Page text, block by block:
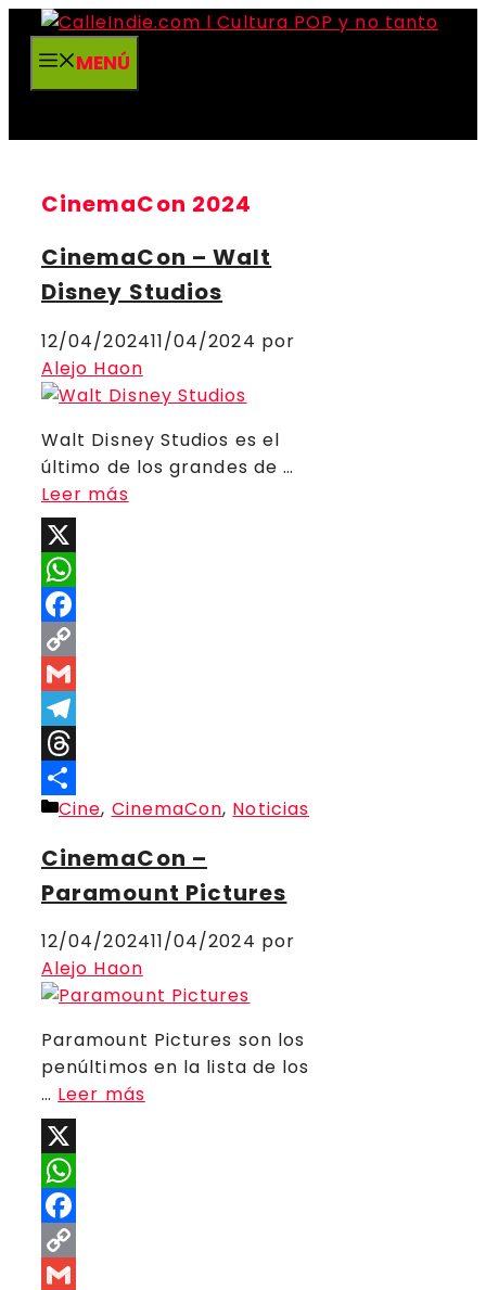
Saltar
contenidoMENÚ
CinemaCon 2024
CinemaCon – Walt
Disney Studios
12/04/202411/04/2024 por
Alejo Haon
Walt Disney Studios es el
último de los grandes de …
Leer más
X
WhatsApp
Facebook
Copy
Link
Gmail
Telegram
Threads
Compartir
Categorías
Cine, CinemaCon, Noticias
CinemaCon –
Paramount Pictures
12/04/202411/04/2024 por
Alejo Haon
Paramount Pictures son los
penúltimos en la lista de los
… Leer más
X
WhatsApp
Facebook
Copy